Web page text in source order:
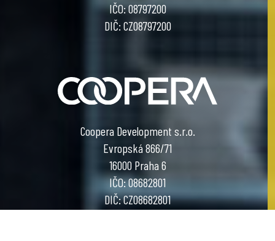
IČO: 08797200
DIČ: CZ08797200
Coopera Development s.r.o.
Evropská 866/71
16000 Praha 6
IČO: 08682801
DIČ: CZ08682801